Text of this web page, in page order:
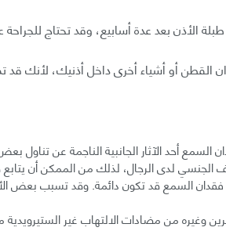
الأذن بعد عدة أسابيع، وقد تحتاج
القطن أو أشياء أخرى داخل أذنيك، لأنك قد
السمع أحد الآثار الجانبية الناجمة عن تناول
الجنسي لدى الرجال، لذلك من الممكن أن
السمع قد تكون دائمة. وقد تسبب بعض
وغيره من مضادات الالتهاب غير الستيرويدية